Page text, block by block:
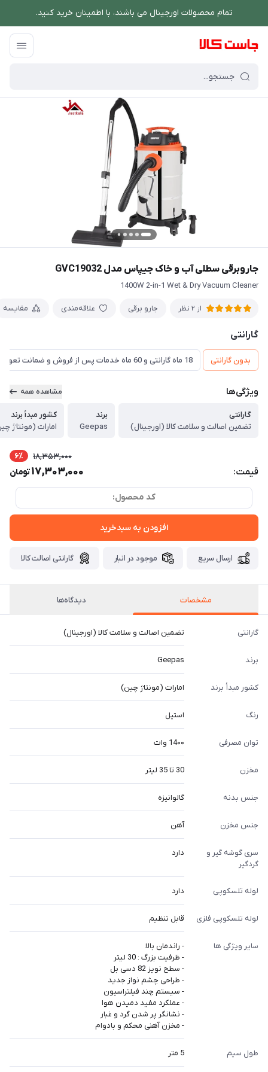
تمام محصولات اورجینال می باشند، با اطمینان خرید کنید.
فروشگاه اینترنتی جاست کالا
جاروبرقی سطلی آب و خاک جیپاس مدل GVC19032
1400W 2-in-1 Wet & Dry Vacuum Cleaner
از 2 نظر جارو برقی علاقه‌مندی مقایسه
گارانتی
بدون گارانتی 18 ماه گارانتی و 60 ماه خدمات پس از فروش و ضمانت تعویض
ویژگی‌ها مشاهده همه
گارانتی
تضمین اصالت و سلامت کالا (اورجینال)
برند
Geepas
کشور مبدأ برند
امارات (مونتاژ
قیمت:
18,353,000 6٪
17,303,000تومان
کد محصول:
افزودن به سبدخرید
ارسال سریع موجود در انبار گارانتی اصالت کالا
مشخصات دیدگاه‌ها
گارانتی تضمین اصالت و سلامت کالا (اورجینال)
برند Geepas
کشور مبدأ برند امارات (مونتاژ چین)
رنگ استیل
توان مصرفی 14۰۰ وات
مخزن 30 تا 35 لیتر
جنس بدنه گالوانیزه
جنس مخزن آهن
سری گوشه گیر و
گردگیر
دارد
لوله تلسکوپی دارد
لوله تلسکوپی فلزی قابل تنظیم
سایر ویژگی ها
- راندمان بالا
- ظرفیت بزرگ : 30 لیتر
- سطح نویز 82 دسی بل
- طراحی چشم نواز جدید
- سیستم چند فیلتراسیون
- عملکرد مفید دمیدن هوا
- نشانگر پر شدن گرد و غبار
- مخزن آهنی محکم و بادوام
طول سیم 5 متر